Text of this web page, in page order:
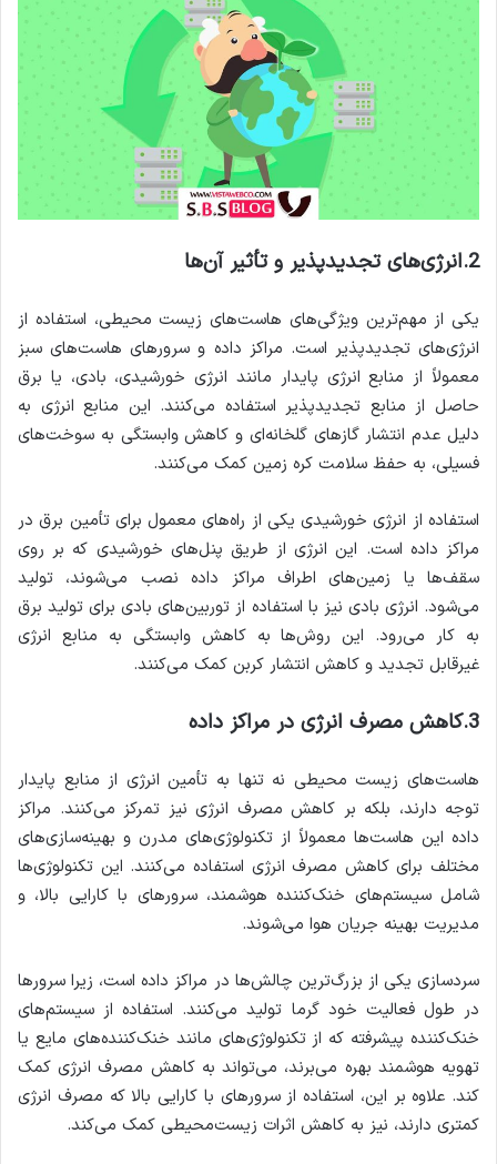
2.انرژی‌های تجدیدپذیر و تأثیر آن‌ها
یکی از مهم‌ترین ویژگی‌های هاست‌های زیست محیطی، استفاده از
انرژی‌های تجدیدپذیر است. مراکز داده و سرورهای هاست‌های سبز
معمولاً از منابع انرژی پایدار مانند انرژی خورشیدی، بادی، یا برق
حاصل از منابع تجدیدپذیر استفاده می‌کنند. این منابع انرژی به
دلیل عدم انتشار گازهای گلخانه‌ای و کاهش وابستگی به سوخت‌های
فسیلی، به حفظ سلامت کره زمین کمک می‌کنند.
استفاده از انرژی خورشیدی یکی از راه‌های معمول برای تأمین برق در
مراکز داده است. این انرژی از طریق پنل‌های خورشیدی که بر روی
سقف‌ها یا زمین‌های اطراف مراکز داده نصب می‌شوند، تولید
می‌شود. انرژی بادی نیز با استفاده از توربین‌های بادی برای تولید برق
به کار می‌رود. این روش‌ها به کاهش وابستگی به منابع انرژی
غیرقابل تجدید و کاهش انتشار کربن کمک می‌کنند.
3.کاهش مصرف انرژی در مراکز داده
هاست‌های زیست محیطی نه تنها به تأمین انرژی از منابع پایدار
توجه دارند، بلکه بر کاهش مصرف انرژی نیز تمرکز می‌کنند. مراکز
داده این هاست‌ها معمولاً از تکنولوژی‌های مدرن و بهینه‌سازی‌های
مختلف برای کاهش مصرف انرژی استفاده می‌کنند. این تکنولوژی‌ها
شامل سیستم‌های خنک‌کننده هوشمند، سرورهای با کارایی بالا، و
مدیریت بهینه جریان هوا می‌شوند.
سردسازی یکی از بزرگ‌ترین چالش‌ها در مراکز داده است، زیرا سرورها
در طول فعالیت خود گرما تولید می‌کنند. استفاده از سیستم‌های
خنک‌کننده پیشرفته که از تکنولوژی‌های مانند خنک‌کننده‌های مایع یا
تهویه هوشمند بهره می‌برند، می‌تواند به کاهش مصرف انرژی کمک
کند. علاوه بر این، استفاده از سرورهای با کارایی بالا که مصرف انرژی
کمتری دارند، نیز به کاهش اثرات زیست‌محیطی کمک می‌کند.